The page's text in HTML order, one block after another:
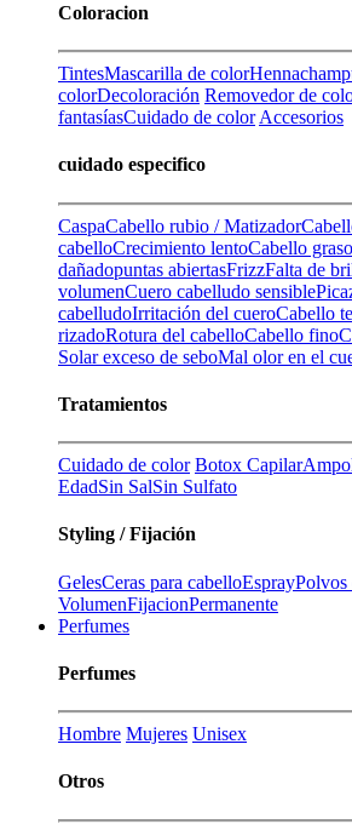
Coloracion
TintesMascarilla de colorHenna
colorDecoloración Removedor de
fantasíasCuidado de color Accesorios
cuidado especifico
CaspaCabello rubio / Matizador
cabelloCrecimiento lentoCabello graso
dañadopuntas abiertasFrizzFalta de
volumenCuero cabelludo sensible
cabelludoIrritación del cueroCabello
rizadoRotura del cabelloCabello fino
Solarexceso de seboMal olor en el
Tratamientos
Cuidado de color Botox Capilar
EdadSin SalSin Sulfato
Styling / Fijación
GelesCeras para cabelloEsprayPolvos
VolumenFijacionPermanente
Perfumes
Perfumes
Hombre Mujeres Unisex
Otros